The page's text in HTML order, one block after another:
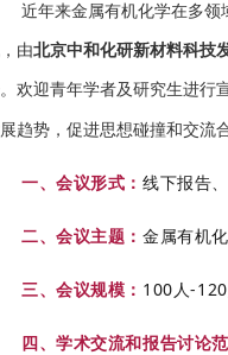
近年来金属有机化学在多
由北京中和化研新材料科技
欢迎青年学者及研究生进行
趋势，促进思想碰撞和交流
一、会议形式：线下报告
二、会议主题：金属有机
三、会议规模： 100人-
四、学术交流和报告讨论